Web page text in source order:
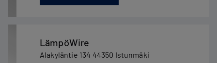
LämpöWire
Alakyläntie 134 44350 Istunmäki